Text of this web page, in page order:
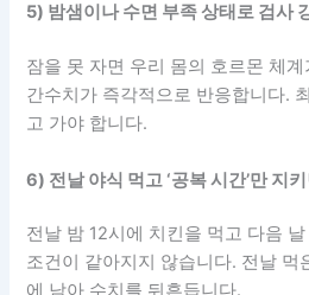
5) 밤샘이나 수면 부족 상태로 검사
잠을 못 자면 우리 몸의 호르몬 체
간수치가 즉각적으로 반응합니다.
고 가야 합니다.
6) 전날 야식 먹고 ‘공복 시간’만 지
전날 밤 12시에 치킨을 먹고 다음
조건이 같아지지 않습니다. 전날 먹